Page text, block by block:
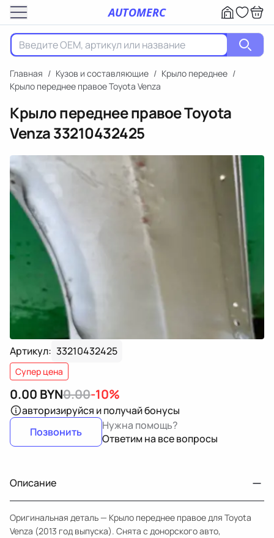
AUTOMERC
Главная / Кузов и составляющие / Крыло переднее /
Крыло переднее правое Toyota Venza
Крыло переднее правое Toyota
Venza33210432425
Артикул: 33210432425
Супер цена
0.00 BYN0.00-10%
авторизируйся и получай бонусы
Позвонить
Нужна помощь?
Ответим на все вопросы
Описание
Оригинальная деталь — Крыло переднее правое для Toyota
Venza (2013 год выпуска). Снята с донорского авто,